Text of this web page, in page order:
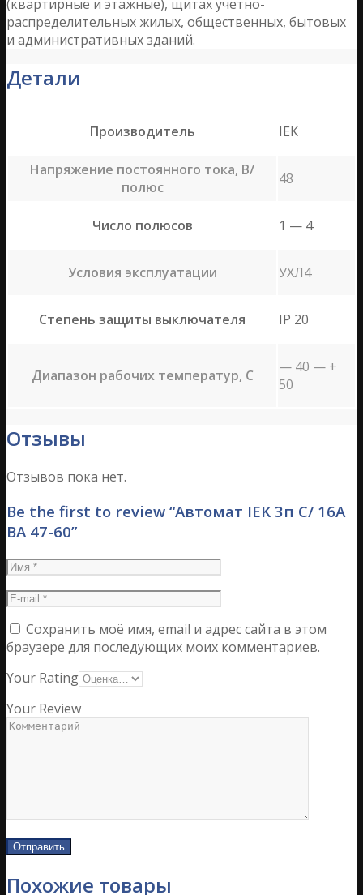
(квартирные и этажные), щитах учетно-
распределительных жилых, общественных, бытовых
и административных зданий.
Детали
Производитель IEK
Напряжение постоянного тока, В/
полюс
48
Число полюсов 1 — 4
Условия эксплуатации УХЛ4
Степень защиты выключателя IP 20
Диапазон рабочих температур, C
— 40 — +
50
Отзывы
Отзывов пока нет.
Be the first to review “Автомат IEK 3п С/ 16А
ВА 47-60”
Сохранить моё имя, email и адрес сайта в этом
браузере для последующих моих комментариев.
Your Rating
Your Review
Похожие товары